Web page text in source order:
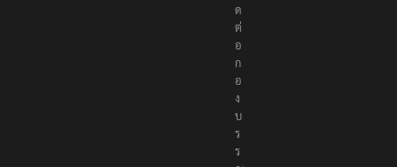
ด
ต่
อ
ก
อ
ง
บ
ร
ร